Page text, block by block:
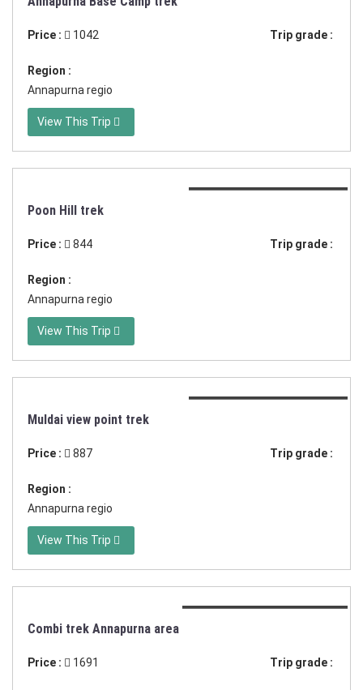
Price : 1042 Trip grade :
Region :
Annapurna regio
View This Trip
Poon Hill trek
Price : 844 Trip grade :
Region :
Annapurna regio
View This Trip
Muldai view point trek
Price : 887 Trip grade :
Region :
Annapurna regio
View This Trip
Combi trek Annapurna area
Price : 1691 Trip grade :